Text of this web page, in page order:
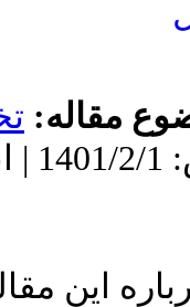
تخصصي
دریافت: 1400/8/21 | پذیرش: 1401/2/1 | انتشار: